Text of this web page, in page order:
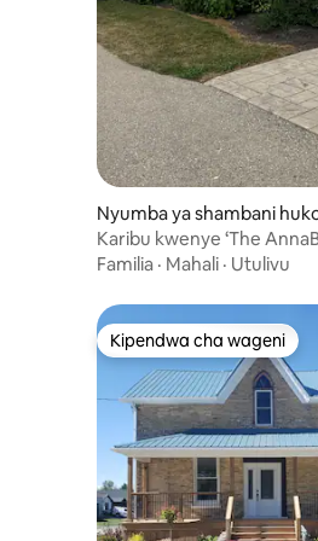
Nyumba ya shambani
ildmay
Karibu kwenye ‘The
Familia · Mahali · Utulivu
Kipendwa cha wageni
Kipendwa cha wageni